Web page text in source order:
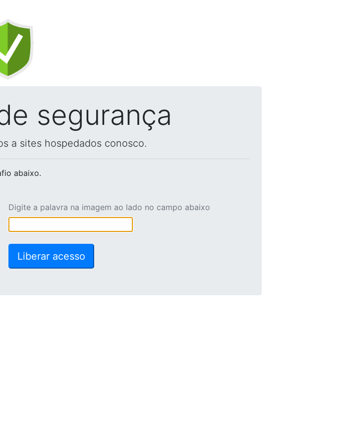
segurança
a sites hospedados conosco.
abaixo.
Digite a palavra na imagem ao lado no campo abaixo